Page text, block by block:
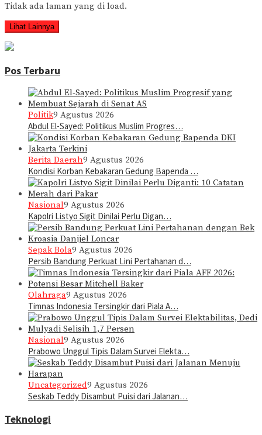
Tidak ada laman yang di load.
Lihat Lainnya
Pos Terbaru
Politik9 Agustus 2026
Abdul El-Sayed: Politikus Muslim Progres…
Berita Daerah9 Agustus 2026
Kondisi Korban Kebakaran Gedung Bapenda …
Nasional9 Agustus 2026
Kapolri Listyo Sigit Dinilai Perlu Digan…
Sepak Bola9 Agustus 2026
Persib Bandung Perkuat Lini Pertahanan d…
Olahraga9 Agustus 2026
Timnas Indonesia Tersingkir dari Piala A…
Nasional9 Agustus 2026
Prabowo Unggul Tipis Dalam Survei Elekta…
Uncategorized9 Agustus 2026
Seskab Teddy Disambut Puisi dari Jalanan…
Teknologi